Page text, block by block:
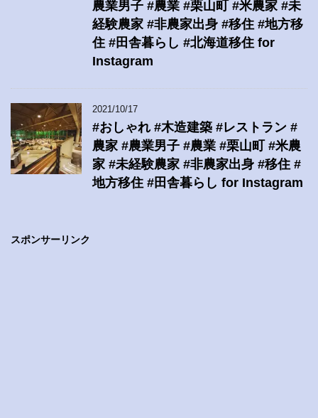
農業男子 #農業 #栗山町 #米農家 #未
経験農家 #非農家出身 #移住 #地方移
住 #田舎暮らし #北海道移住 for
Instagram
2021/10/17
#おしゃれ #木造建築 #レストラン #
農家 #農業男子 #農業 #栗山町 #米農
家 #未経験農家 #非農家出身 #移住 #
地方移住 #田舎暮らし for Instagram
スポンサーリンク